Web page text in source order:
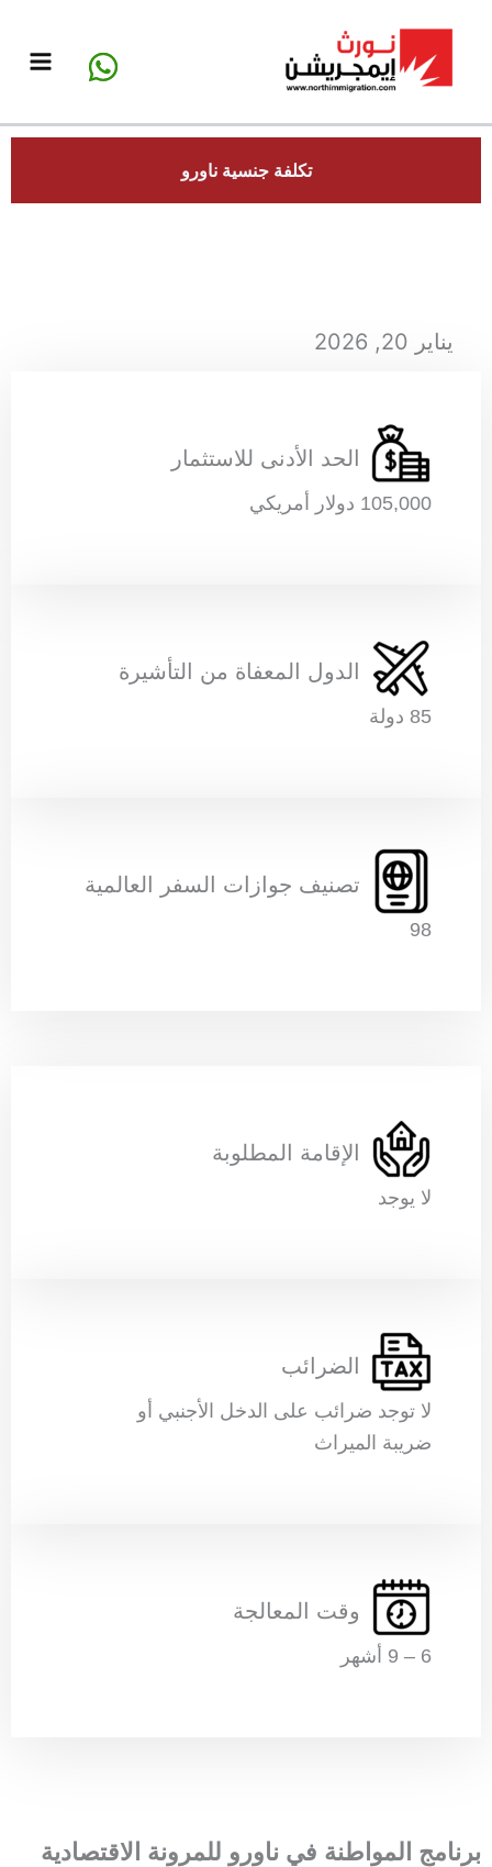
تكلفة جنسية ناورو
يناير 20, 2026
الحد الأدنى للاستثمار
105,000 دولار أمريكي
الدول المعفاة من التأشيرة
85 دولة
تصنيف جوازات السفر العالمية
98
الإقامة المطلوبة
لا يوجد
الضرائب
لا توجد ضرائب على الدخل الأجنبي أو
ضريبة الميراث
وقت المعالجة
6 – 9 أشهر
برنامج المواطنة في ناورو للمرونة الاقتصادية